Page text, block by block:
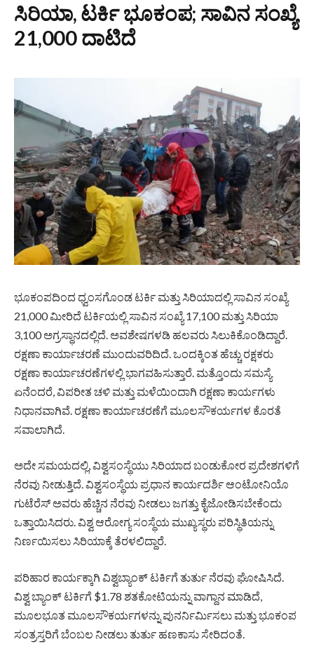
ಸಿರಿಯಾ, ಟರ್ಕಿ ಭೂಕಂಪ; ಸಾವಿನ ಸಂಖ್ಯೆ
21,000 ದಾಟಿದೆ
ಭೂಕಂಪದಿಂದ ಧ್ವಂಸಗೊಂಡ ಟರ್ಕಿ ಮತ್ತು ಸಿರಿಯಾದಲ್ಲಿ ಸಾವಿನ ಸಂಖ್ಯೆ
21,000 ಮೀರಿದೆ ಟರ್ಕಿಯಲ್ಲಿ ಸಾವಿನ ಸಂಖ್ಯೆ 17,100 ಮತ್ತು ಸಿರಿಯಾ
3,100 ಅಗ್ರಸ್ಥಾನದಲ್ಲಿದೆ. ಅವಶೇಷಗಳಡಿ ಹಲವರು ಸಿಲುಕಿಕೊಂಡಿದ್ದಾರೆ.
ರಕ್ಷಣಾ ಕಾರ್ಯಾಚರಣೆ ಮುಂದುವರಿದಿದೆ. ಒಂದಕ್ಕಿಂತ ಹೆಚ್ಚು ರಕ್ಷಕರು
ರಕ್ಷಣಾ ಕಾರ್ಯಾಚರಣೆಗಳಲ್ಲಿ ಭಾಗವಹಿಸುತ್ತಾರೆ. ಮತ್ತೊಂದು ಸಮಸ್ಯೆ
ಏನೆಂದರೆ, ವಿಪರೀತ ಚಳಿ ಮತ್ತು ಮಳೆಯಿಂದಾಗಿ ರಕ್ಷಣಾ ಕಾರ್ಯಗಳು
ನಿಧಾನವಾಗಿವೆ. ರಕ್ಷಣಾ ಕಾರ್ಯಾಚರಣೆಗೆ ಮೂಲಸೌಕರ್ಯಗಳ ಕೊರತೆ
ಸವಾಲಾಗಿದೆ.
ಅದೇ ಸಮಯದಲ್ಲಿ, ವಿಶ್ವಸಂಸ್ಥೆಯು ಸಿರಿಯಾದ ಬಂಡುಕೋರ ಪ್ರದೇಶಗಳಿಗೆ
ನೆರವು ನೀಡುತ್ತಿದೆ. ವಿಶ್ವಸಂಸ್ಥೆಯ ಪ್ರಧಾನ ಕಾರ್ಯದರ್ಶಿ ಆಂಟೋನಿಯೊ
ಗುಟೆರೆಸ್ ಅವರು ಹೆಚ್ಚಿನ ನೆರವು ನೀಡಲು ಜಗತ್ತು ಕೈಜೋಡಿಸಬೇಕೆಂದು
ಒತ್ತಾಯಿಸಿದರು. ವಿಶ್ವ ಆರೋಗ್ಯ ಸಂಸ್ಥೆಯ ಮುಖ್ಯಸ್ಥರು ಪರಿಸ್ಥಿತಿಯನ್ನು
ನಿರ್ಣಯಿಸಲು ಸಿರಿಯಾಕ್ಕೆ ತೆರಳಲಿದ್ದಾರೆ.
ಪರಿಹಾರ ಕಾರ್ಯಕ್ಕಾಗಿ ವಿಶ್ವಬ್ಯಾಂಕ್ ಟರ್ಕಿಗೆ ತುರ್ತು ನೆರವು ಘೋಷಿಸಿದೆ.
ವಿಶ್ವ ಬ್ಯಾಂಕ್ ಟರ್ಕಿಗೆ $1.78 ಶತಕೋಟಿಯನ್ನು ವಾಗ್ದಾನ ಮಾಡಿದೆ,
ಮೂಲಭೂತ ಮೂಲಸೌಕರ್ಯಗಳನ್ನು ಪುನರ್ನಿರ್ಮಿಸಲು ಮತ್ತು ಭೂಕಂಪ
ಸಂತ್ರಸ್ತರಿಗೆ ಬೆಂಬಲ ನೀಡಲು ತುರ್ತು ಹಣಕಾಸು ಸೇರಿದಂತೆ.